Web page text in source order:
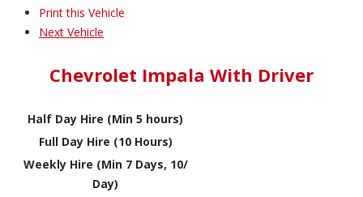
Print this Vehicle
Next Vehicle
Chevrolet Impala With Driver
Half Day Hire (Min 5 hours)
Full Day Hire (10 Hours)
Weekly Hire (Min 7 Days, 10/
Day)